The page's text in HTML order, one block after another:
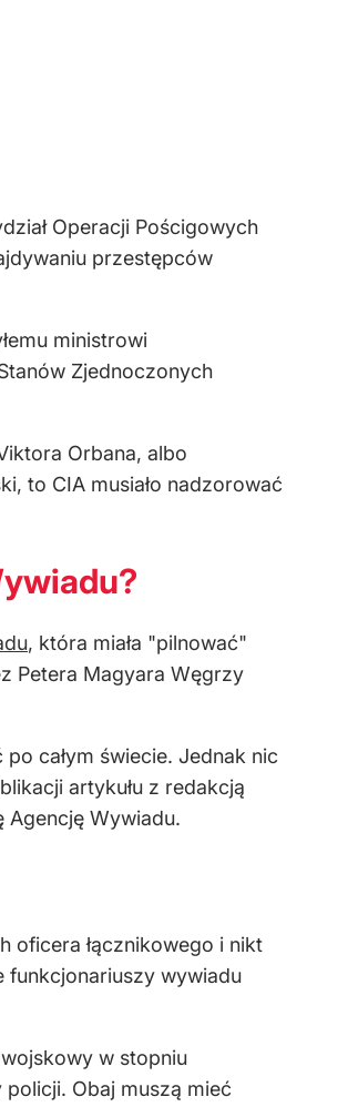
Operacji Pościgowych
przestępców
ministrowi
Zjednoczonych
Orbana, albo
to CIA musiało nadzorować
, która miała "pilnować"
Petera Magyara Węgrzy
całym świecie. Jednak nic
artykułu z redakcją
Agencję Wywiadu.
oficera łącznikowego i nikt
funkcjonariuszy wywiadu
w stopniu
Obaj muszą mieć